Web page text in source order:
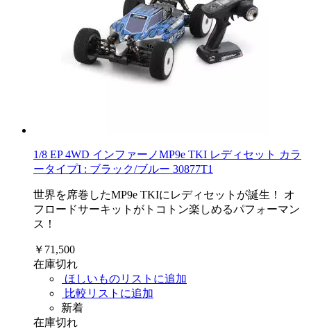
1/8 EP 4WD インファーノMP9e TKI レディセット カラ
ータイプI : ブラック/ブルー 30877T1
世界を席巻したMP9e TKIにレディセットが誕生！ オ
フロードサーキットがトコトン楽しめるパフォーマン
ス！
￥71,500
在庫切れ
ほしいものリストに追加
比較リストに追加
新着
在庫切れ